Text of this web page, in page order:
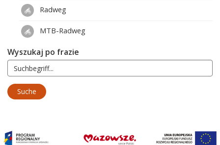
Radweg
MTB-Radweg
Wyszukaj po frazie